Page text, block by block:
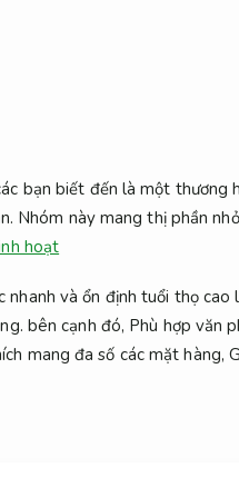
bạn biết đến là một thương
Nhóm này mang thị phần
hoạt
nhanh và ổn định tuổi thọ
bên cạnh đó, Phù hợp văn
mang đa số các mặt hàng,